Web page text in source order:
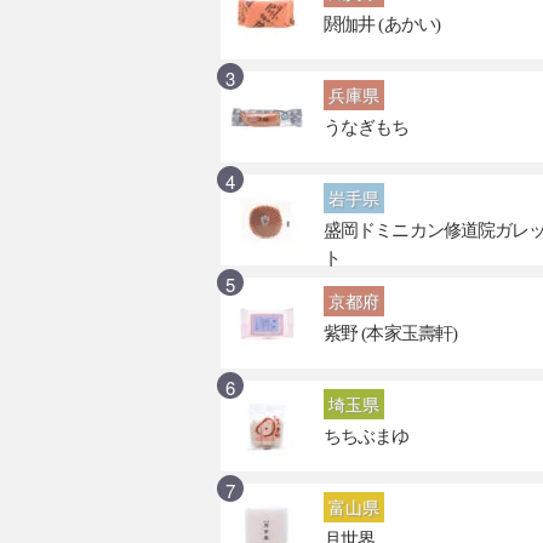
閼伽井 (あかい)
兵庫県
うなぎもち
岩手県
盛岡ドミニカン修道院ガレ
ト
京都府
紫野 (本家玉壽軒)
埼玉県
ちちぶまゆ
富山県